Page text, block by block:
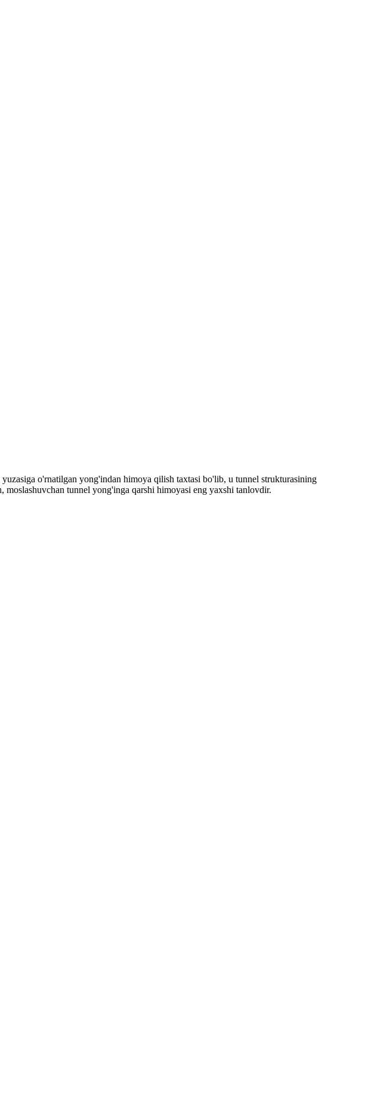
o'rnatilgan yong'indan himoya qilish taxtasi bo'lib, u tunnel strukturasining
tunnel yong'inga qarshi himoyasi eng yaxshi tanlovdir.